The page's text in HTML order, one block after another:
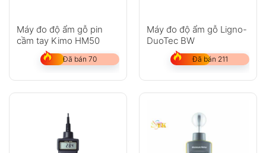
Máy đo độ ẩm gỗ pin
cầm tay Kimo HM50
Đã bán 70
Máy đo độ ẩm gỗ Ligno-
DuoTec BW
Đã bán 211